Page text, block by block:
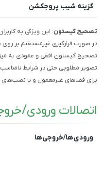
گزینه شیب پروجکشن
تصحیح کیستون: این ویژگی به
در صورت قرارگیری غیرمستقیم بر
تصویر مطلوبی حتی در شرایط
برای فضاهای غیرمعمول و یا
اتصالات ورودی/
ورودی‌ها/خروجی‌ها